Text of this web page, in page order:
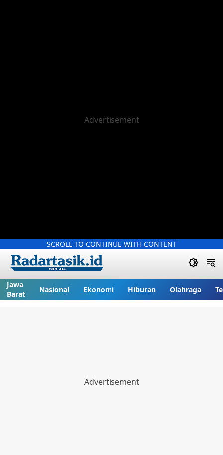
SCROLL TO CONTINUE WITH CONTENT
Jawa
Barat
Nasional Ekonomi Hiburan Olahraga